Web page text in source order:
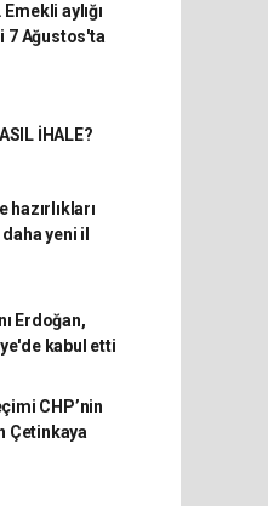
aylığı
7 Ağustos'ta
İHALE?
hazırlıkları
daha yeni il
Erdoğan,
kabul etti
CHP’nin
Çetinkaya